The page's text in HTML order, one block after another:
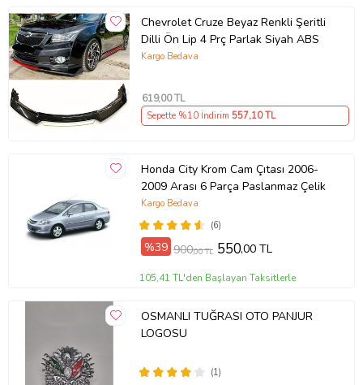
Chevrolet Cruze Beyaz Renkli Şeritli
Dilli Ön Lip 4 Prç Parlak Siyah ABS
Kargo Bedava
619,00 TL
Sepette %10 İndirim 557,10 TL
Honda City Krom Cam Çıtası 2006-
2009 Arası 6 Parça Paslanmaz Çelik
(6)
Kargo Bedava
%39 900,00 TL 550,00 TL
105,41 TL'den Başlayan Taksitlerle
OSMANLI TUĞRASI OTO PANJUR
LOGOSU
(1)